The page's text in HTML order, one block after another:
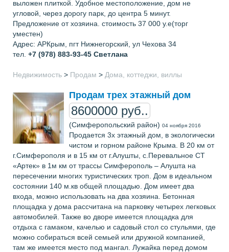
выложен плиткой. Удобное местоположение, дом не
угловой, через дорогу парк, до центра 5 минут.
Предложение от хозяина. стоимость 37 000 у.е(торг
уместен)
Адрес: АРКрым, пгт Нижнегорский, ул Чехова 34
тел. +7 (978) 883-93-45 Светлана
Недвижимость > Продам > Дома, коттеджи, виллы
Продам трех этажный дом
8600000 руб..
(Симферопольский район) 04 ноября 2016
Продается 3х этажный дом, в экологически
чистом и горном районе Крыма. В 20 км от
г.Симферополя и в 15 км от г.Алушты, с.Перевальное СТ
«Артек» в 1м км от трассы Симферополь – Алушта на
пересечении многих туристических троп. Дом в идеальном
состоянии 140 м.кв общей площадью. Дом имеет два
входа, можно использовать на два хозяина. Бетонная
площадка у дома рассчитана на парковку четырех легковых
автомобилей. Также во дворе имеется площадка для
отдыха с гамаком, качелью и садовый стол со стульями, где
можно собираться всей семьей или дружной компанией,
там же имеется место под мангал. Лужайка перед домом